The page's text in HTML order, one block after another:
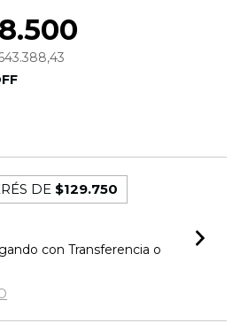
DE $129.750
con Transferencia o